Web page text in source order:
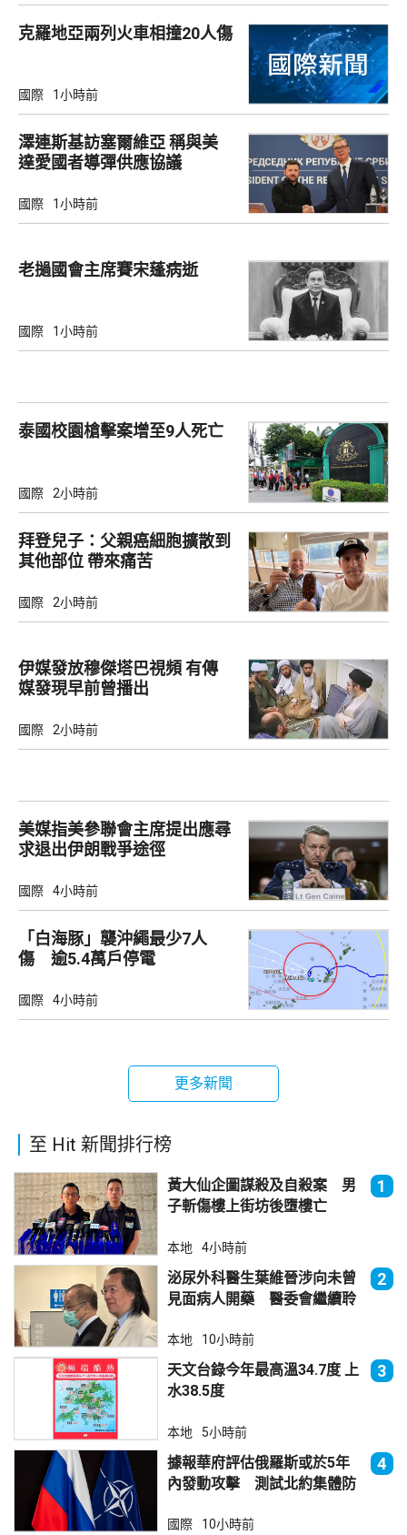
克羅地亞兩列火車相撞20人傷
國際 1小時前
澤連斯基訪塞爾維亞 稱與美
達愛國者導彈供應協議
國際 1小時前
老撾國會主席賽宋蓬病逝
國際 1小時前
泰國校園槍擊案增至9人死亡
國際 2小時前
拜登兒子：父親癌細胞擴散到
其他部位 帶來痛苦
國際 2小時前
伊媒發放穆傑塔巴視頻 有傳
媒發現早前曾播出
國際 2小時前
美媒指美參聯會主席提出應尋
求退出伊朗戰爭途徑
國際 4小時前
「白海豚」襲沖繩最少7人
傷 逾5.4萬戶停電
國際 4小時前
更多新聞
至 Hit 新聞排行榜
黃大仙企圖謀殺及自殺案 男
子斬傷樓上街坊後墮樓亡
1
本地 4小時前
泌尿外科醫生葉維晉涉向未曾
見面病人開藥 醫委會繼續聆
2
本地 10小時前
天文台錄今年最高溫34.7度 上
水38.5度
3
本地 5小時前
據報華府評估俄羅斯或於5年
內發動攻擊 測試北約集體防
4
國際 10小時前